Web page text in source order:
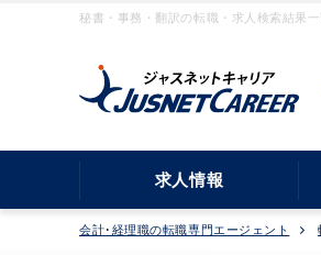
秘書・事務・翻訳の転職・求人検索結果
求人情報
会計･経理職の転職専門エージェント